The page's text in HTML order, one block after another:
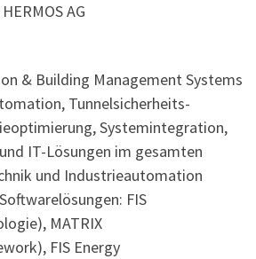
AG
& Building Management Systems
Tunnel­sicherheits­
Systemintegration,
IT-Lösungen im gesamten
und Industrieautomation
FIS
MATRIX
FIS Energy